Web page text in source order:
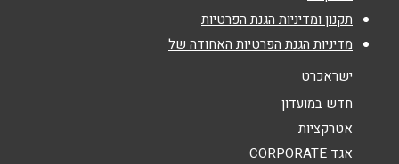
אימייל
אנא חזרו אלי בקשר ל...
הודעה
תקנון ומדיניות הגנת הפרטיות
מדיניות הגנת הפרטיות האחודה של
ישראכרט
חדש במועדון
אטרקציות
אגד CORPORATE